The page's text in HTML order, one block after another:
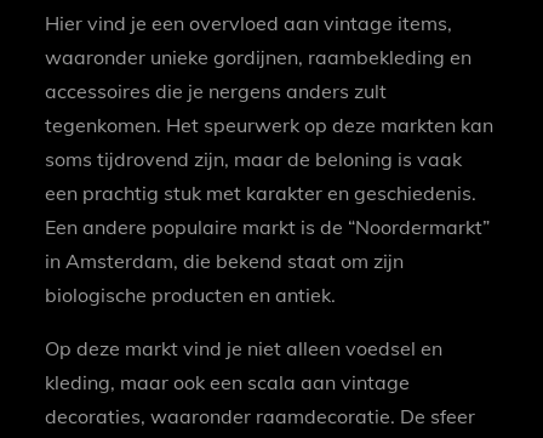
Hier vind je een overvloed aan vintage items,
waaronder unieke gordijnen, raambekleding en
accessoires die je nergens anders zult
tegenkomen. Het speurwerk op deze markten kan
soms tijdrovend zijn, maar de beloning is vaak
een prachtig stuk met karakter en geschiedenis.
Een andere populaire markt is de “Noordermarkt”
in Amsterdam, die bekend staat om zijn
biologische producten en antiek.
Op deze markt vind je niet alleen voedsel en
kleding, maar ook een scala aan vintage
decoraties, waaronder raamdecoratie. De sfeer